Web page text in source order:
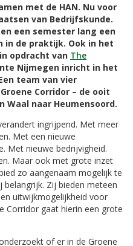
met de HAN. Nu voor
van Bedrijfskunde.
een semester lang een
in de praktijk. Ook in het
opdracht van The
Nijmegen inricht in het
team van vier
Corridor – de ooit
Waal naar Heumensoord.
ingrijpend. Met meer
Met een nieuwe
Met nieuwe bedrijvigheid.
Maar ook met grote inzet
zo aangenaam mogelijk te
Zij bieden meteen
uitwijkmogelijkheid voor
Corridor gaat hierin een grote
of er in de Groene